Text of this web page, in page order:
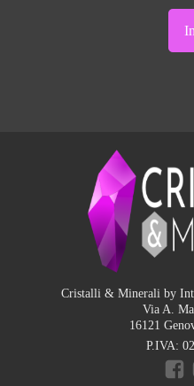
Cristalli & Minerali by
Via A.
16121
P.IVA: